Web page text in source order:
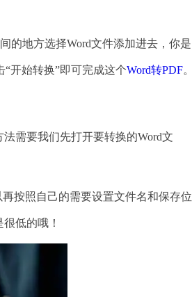
的地方选择Word文件添加进去，你是
开始转换”即可完成这个Word转PDF。
需要我们先打开要转换的Word文
按照自己的需要设置文件名和保存位
低的哦！